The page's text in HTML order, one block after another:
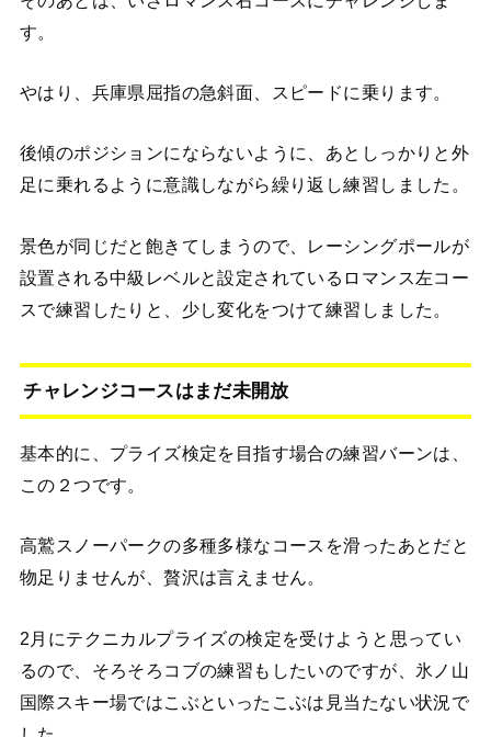
す。
やはり、兵庫県屈指の急斜面、スピードに乗ります。
後傾のポジションにならないように、あとしっかりと外
足に乗れるように意識しながら繰り返し練習しました。
景色が同じだと飽きてしまうので、レーシングポールが
設置される中級レベルと設定されているロマンス左コー
スで練習したりと、少し変化をつけて練習しました。
チャレンジコースはまだ未開放
基本的に、プライズ検定を目指す場合の練習バーンは、
この２つです。
高鷲スノーパークの多種多様なコースを滑ったあとだと
物足りませんが、贅沢は言えません。
2月にテクニカルプライズの検定を受けようと思ってい
るので、そろそろコブの練習もしたいのですが、氷ノ山
国際スキー場ではこぶといったこぶは見当たない状況で